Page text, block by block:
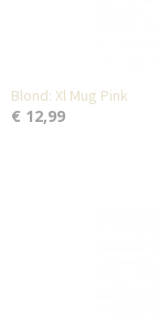
Blond: Xl Mug Pink
€ 12,99